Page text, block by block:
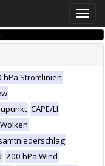
Toggle
hPa Stromlinien
CAPE/LI
200 hPa Wind